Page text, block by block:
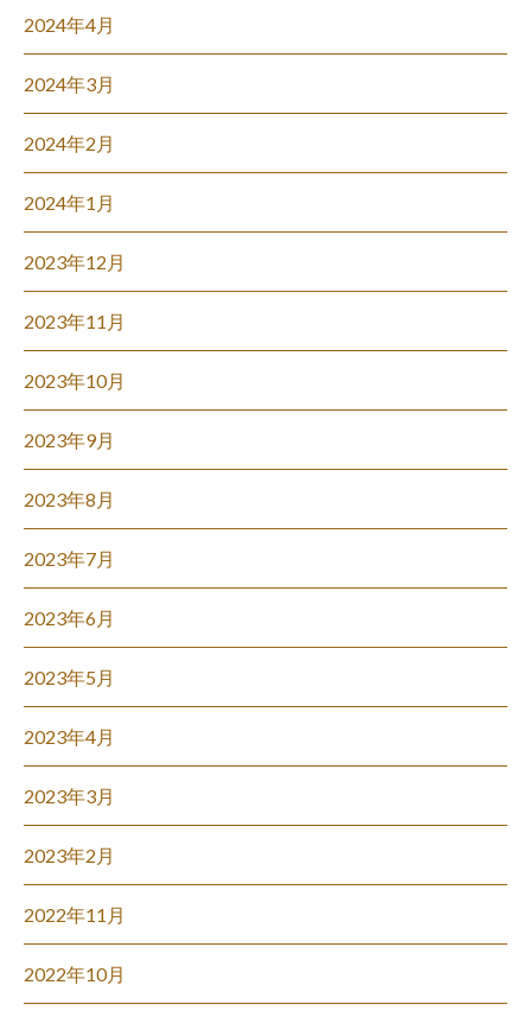
2024年4月
2024年3月
2024年2月
2024年1月
2023年12月
2023年11月
2023年10月
2023年9月
2023年8月
2023年7月
2023年6月
2023年5月
2023年4月
2023年3月
2023年2月
2022年11月
2022年10月